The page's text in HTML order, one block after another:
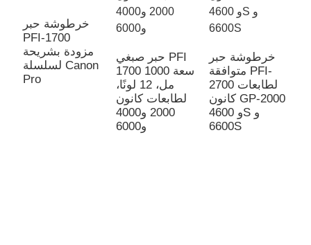
خرطوشة حبر
PFI-1700
مزودة بشريحة
لسلسلة Canon
Pro
حبر صبغي PFI
1700 سعة 1000
مل، 12 لونًا،
لطابعات كانون
2000 و4000
و6000
خرطوشة حبر
متوافقة PFI-
2700 لطابعات
كانون GP-2000
و 4600S و
6600S